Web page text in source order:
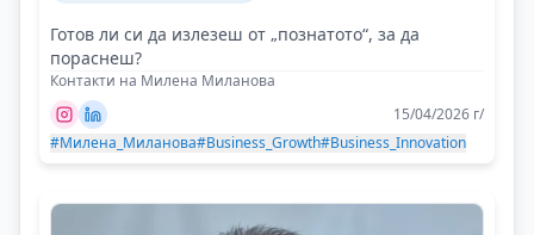
Готов ли си да излезеш от „познатото“, за да
пораснеш?
Контакти на Милена Миланова
15/04/2026 г/
#Милена_Миланова#Business_Growth#Business_Innovation